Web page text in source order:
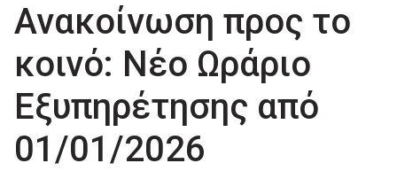
Ανακοίνωση προς το
κοινό: Νέο Ωράριο
Εξυπηρέτησης από
01/01/2026